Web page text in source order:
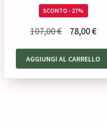
SCONTO - 27%
107,00€
originale
78,00€Il
AGGIUNGI AL CARRELLO